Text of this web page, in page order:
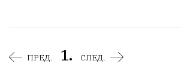
ПРЕД. 1. СЛЕД.